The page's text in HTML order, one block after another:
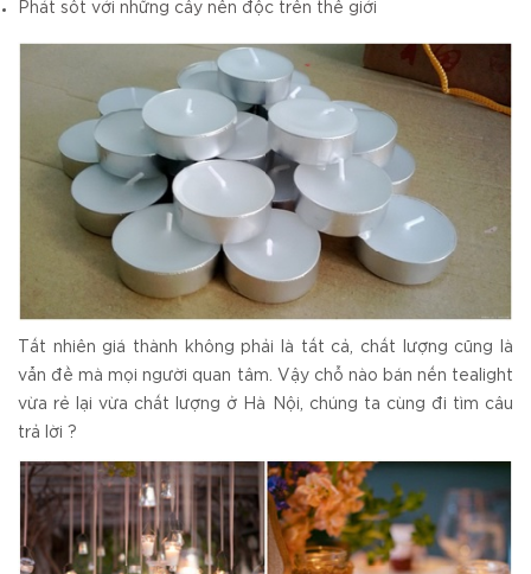
Phát sốt với những cây nến độc trên thế giới
Tất nhiên giá thành không phải là tất cả, chất lượng cũng là
vẫn đề mà mọi người quan tâm. Vậy chỗ nào bán nến tealight
vừa rẻ lại vừa chất lượng ở Hà Nội, chúng ta cùng đi tìm câu
trả lời ?